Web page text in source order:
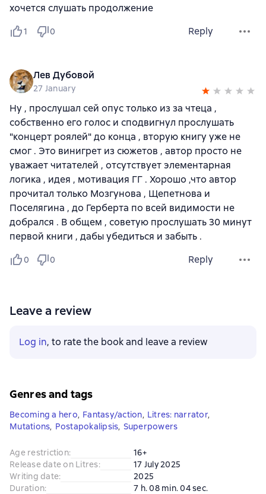
хочется слушать продолжение
1 0 Reply
Лев Дубовой
27 January
Ну , прослушал сей опус только из за чтеца ,
собственно его голос и сподвигнул прослушать
"концерт роялей" до конца , вторую книгу уже не
смог . Это винигрет из сюжетов , автор просто не
уважает читателей , отсутствует элементарная
логика , идея , мотивация ГГ . Хорошо ,что автор
прочитал только Мозгунова , Щепетнова и
Поселягина , до Герберта по всей видимости не
добрался . В общем , советую прослушать 30 минут
первой книги , дабы убедиться и забыть .
0 0 Reply
Leave a review
Log in, to rate the book and leave a review
Genres and tags
Becoming a hero, Fantasy/action, Litres: narrator,
Mutations, Postapokalipsis, Superpowers
Age restriction:
16+
Release date on Litres:
17 July 2025
Writing date:
2025
Duration:
7 h. 08 min. 04 sec.